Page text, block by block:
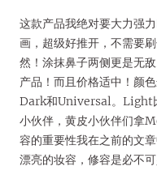
这款产品我绝对要大力强
画，超级好推开，不需要
然！涂抹鼻子两侧更是无
产品！而且价格适中！颜
Dark和Universal。Light
小伙伴，黄皮小伙伴们拿
容的重要性我在之前的文
漂亮的妆容，修容是必不可